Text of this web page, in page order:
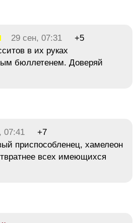
29 сен, 07:31
+5
в их руках
бюллетенем. Доверяй
07:41
+7
приспособленец, хамелеон
всех имеющихся